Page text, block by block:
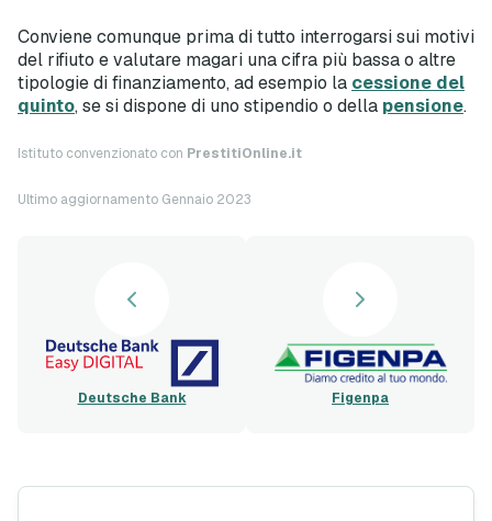
Conviene comunque prima di tutto interrogarsi sui motivi
del rifiuto e valutare magari una cifra più bassa o altre
tipologie di finanziamento, ad esempio la cessione del
quinto, se si dispone di uno stipendio o della pensione.
Istituto convenzionato con PrestitiOnline.it
Ultimo aggiornamento Gennaio 2023
Deutsche Bank Figenpa